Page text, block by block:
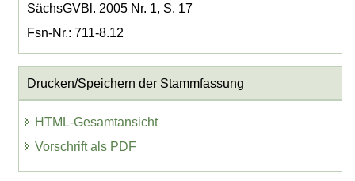
SächsGVBl. 2005 Nr. 1, S. 17
Fsn-Nr.: 711-8.12
Drucken/Speichern der Stammfassung
HTML-Gesamtansicht
Vorschrift als PDF